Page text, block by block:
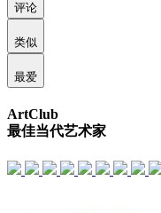
评论
类似
最爱
ArtClub
最佳当代艺术家